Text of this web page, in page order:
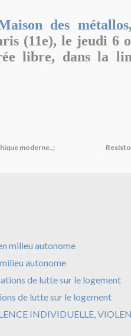
des métallos
(11e), le jeudi 6
libre, dans la
moderne..;
autonome
de lutte sur le logement